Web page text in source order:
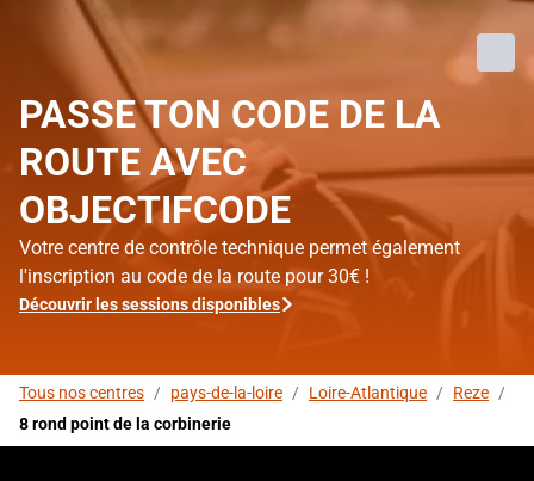
PASSE TON CODE DE LA
ROUTE AVEC
OBJECTIFCODE
Votre centre de contrôle technique permet également
l'inscription au code de la route pour 30€ !
Découvrir les sessions disponibles
Tous nos centres / pays-de-la-loire / Loire-Atlantique / Reze /
8 rond point de la corbinerie